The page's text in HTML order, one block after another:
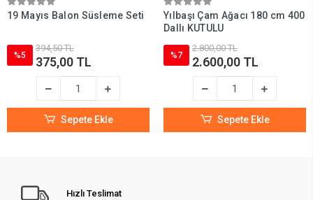
19 Mayıs Balon Süsleme Seti
%5
394,50 TL
375,00 TL
Sepete Ekle
Yılbaşı Çam Ağacı 180 cm 400
Dallı KUTULU
%7
2.800,00 TL
2.600,00 TL
Sepete Ekle
Hızlı Teslimat